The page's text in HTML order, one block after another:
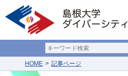
HOME 記事ページ